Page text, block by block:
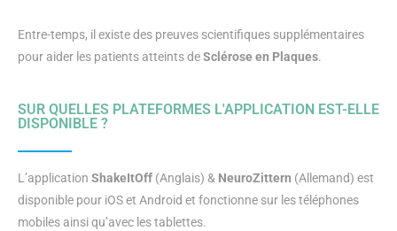
Entre-temps, il existe des preuves scientifiques supplémentaires
pour aider les patients atteints deSclérose en Plaques.
SUR QUELLES PLATEFORMES L'APPLICATION EST-ELLE
DISPONIBLE ?
L’application ShakeItOff (Anglais) & NeuroZittern (Allemand) est
disponible pour iOS et Android et fonctionne sur les téléphones
mobiles ainsi qu’avec les tablettes.